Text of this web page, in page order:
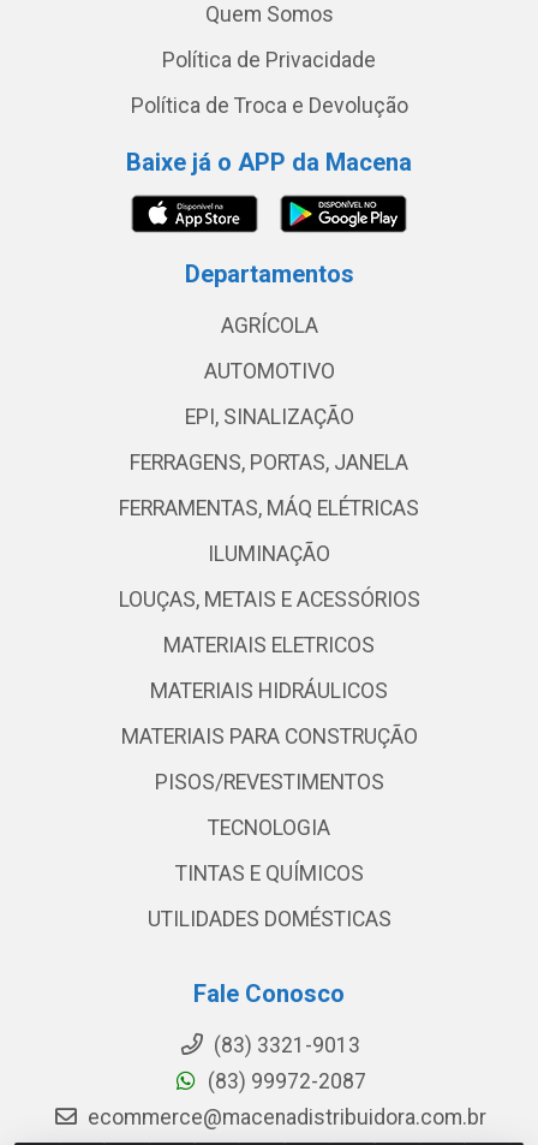
Quem Somos
Política de Privacidade
Política de Troca e Devolução
Baixe já o APP da Macena
Departamentos
AGRÍCOLA
AUTOMOTIVO
EPI, SINALIZAÇÃO
FERRAGENS, PORTAS, JANELA
FERRAMENTAS, MÁQ ELÉTRICAS
ILUMINAÇÃO
LOUÇAS, METAIS E ACESSÓRIOS
MATERIAIS ELETRICOS
MATERIAIS HIDRÁULICOS
MATERIAIS PARA CONSTRUÇÃO
PISOS/REVESTIMENTOS
TECNOLOGIA
TINTAS E QUÍMICOS
UTILIDADES DOMÉSTICAS
Fale Conosco
(83) 3321-9013
(83) 99972-2087
ecommerce@macenadistribuidora.com.br